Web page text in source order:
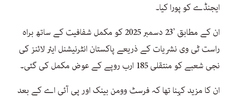
ایجنڈے کو پورا کیا۔
ان کے مطابق ’23 دسمبر 2025 کو مکمل شفافیت کے ساتھ براہ
راست ٹی وی نشریات کے ذریعے پاکستان انٹرنیشنل ایئر لائنز کی
نجی شعبے کو منتقلی 185 ارب روپے کے عوض مکمل کی گئی۔
ان کا مزید کہنا تھا کہ فرسٹ وومن بینک اور پی آئی اے کے بعد